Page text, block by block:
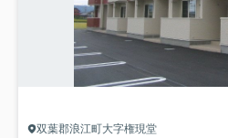
双葉郡浪江町大字権現堂